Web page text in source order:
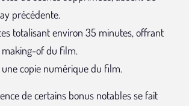
précédente.
totalisant environ 35 minutes, offrant
of du film.
copie numérique du film.
de certains bonus notables se fait